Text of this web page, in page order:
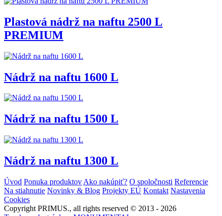
Plastová nádrž na naftu 2500 L
PREMIUM
Nádrž na naftu 1600 L
Nádrž na naftu 1500 L
Nádrž na naftu 1300 L
Úvod Ponuka produktov Ako nakúpiť? O spoločnosti Referencie
Na stiahnutie Novinky & Blog Projekty EÚ Kontakt Nastavenia
Cookies
Copyright PRIMUS., all rights reserved © 2013 - 2026